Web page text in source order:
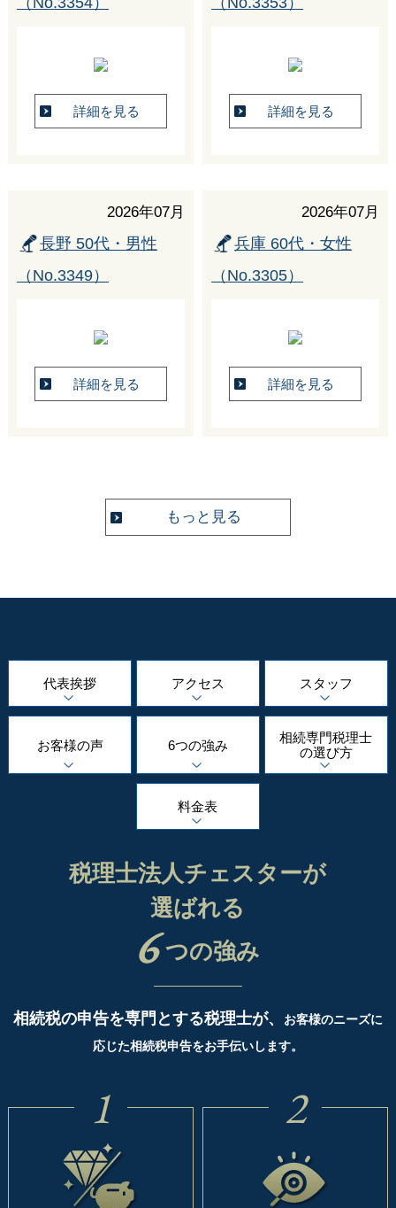
詳細を見る 詳細を見る
2026年07月
長野 50代・男性
（No.3349）
詳細を見る
2026年07月
兵庫 60代・女性
（No.3305）
詳細を見る
もっと見る
代表挨拶 アクセス スタッフ
お客様の声 6つの強み 相続専門税理士
の選び方
料金表
税理士法人チェスターが
選ばれる
6 つの強み
相続税の申告を専門とする税理士が、
お客様のニーズに
応じた相続税申告をお手伝いします。
1 2